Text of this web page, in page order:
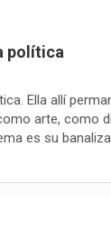
política
Ella allí
arte, como
es su